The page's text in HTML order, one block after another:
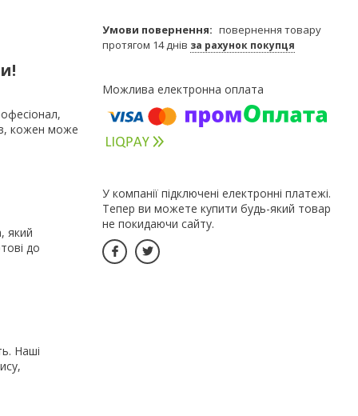
кожен може
який
до
Наші
повернення товару
протягом 14 днів за рахунок покупця
У компанії підключені електронні платежі.
Тепер ви можете купити будь-який товар
не покидаючи сайту.